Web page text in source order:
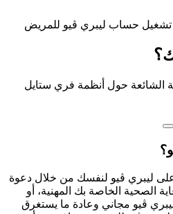
تشغيل حساب ليبري ڤيو للمريض
الشائعة حول أنظمة فري ستايل
ليبري ڤيو لنفسك من خلال دعوة
الصحية الخاصة بك المهنية، أو
ڤيو مجاني وعادة ما يستغرق